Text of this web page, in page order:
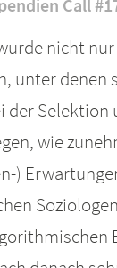
Call
nicht
unter
der
wie
)